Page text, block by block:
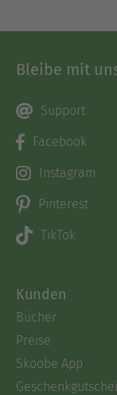
Bleibe mit
Support
Facebook
Instagram
Pinterest
TikTok
Kunden
Bücher
Preise
Skoobe App